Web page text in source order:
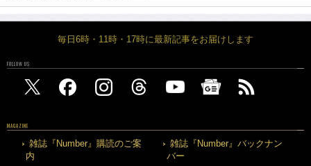
毎日6時・11時・17時に最新記事をお届けします
FOLLOW US
MAGAZINE
雑誌『Number』購読のご案
内
雑誌『Number』バックナン
バー